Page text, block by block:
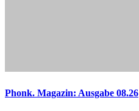
Phonk. Magazin: Ausgabe 08.26